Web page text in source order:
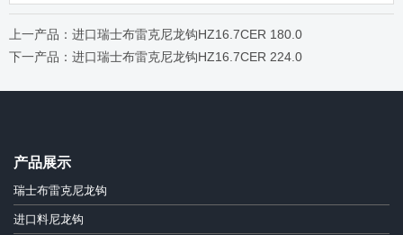
上一产品：进口瑞士布雷克尼龙钩HZ16.7CER 180.0
下一产品：进口瑞士布雷克尼龙钩HZ16.7CER 224.0
产品展示
瑞士布雷克尼龙钩
进口料尼龙钩